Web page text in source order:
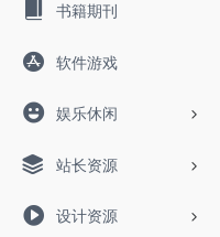
书籍期刊
软件游戏
娱乐休闲
站长资源
设计资源